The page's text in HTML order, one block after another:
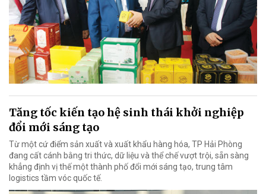
Tăng tốc kiến tạo hệ sinh thái khởi nghiệp
đổi mới sáng tạo
Từ một cứ điểm sản xuất và xuất khẩu hàng hóa, TP Hải Phòng
đang cất cánh bằng tri thức, dữ liệu và thể chế vượt trội, sẵn sàng
khẳng định vị thế một thành phố đổi mới sáng tạo, trung tâm
logistics tầm vóc quốc tế.